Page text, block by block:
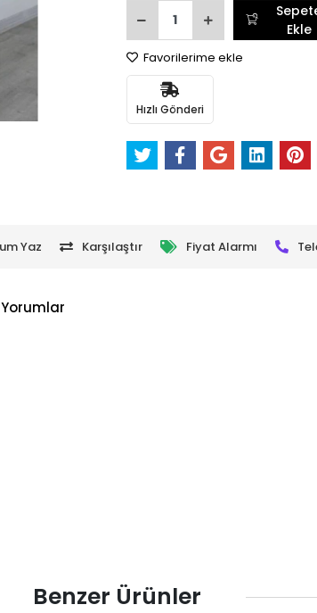
Ekle
Favorilerime ekle
Hızlı Gönderi
Yaz Karşılaştır Fiyat Alarmı
Yorumlar
Benzer Ürünler